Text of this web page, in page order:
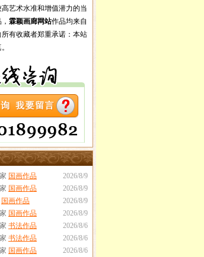
艺术水准和增值潜力的当
霖颖画廊网站作品均来自
有收藏者郑重承诺：本站
2026/8/9
国画作品
2026/8/9
国画作品
2026/8/9
国画作品
2026/8/9
国画作品
2026/8/6
书法作品
2026/8/6
书法作品
2026/8/6
国画作品